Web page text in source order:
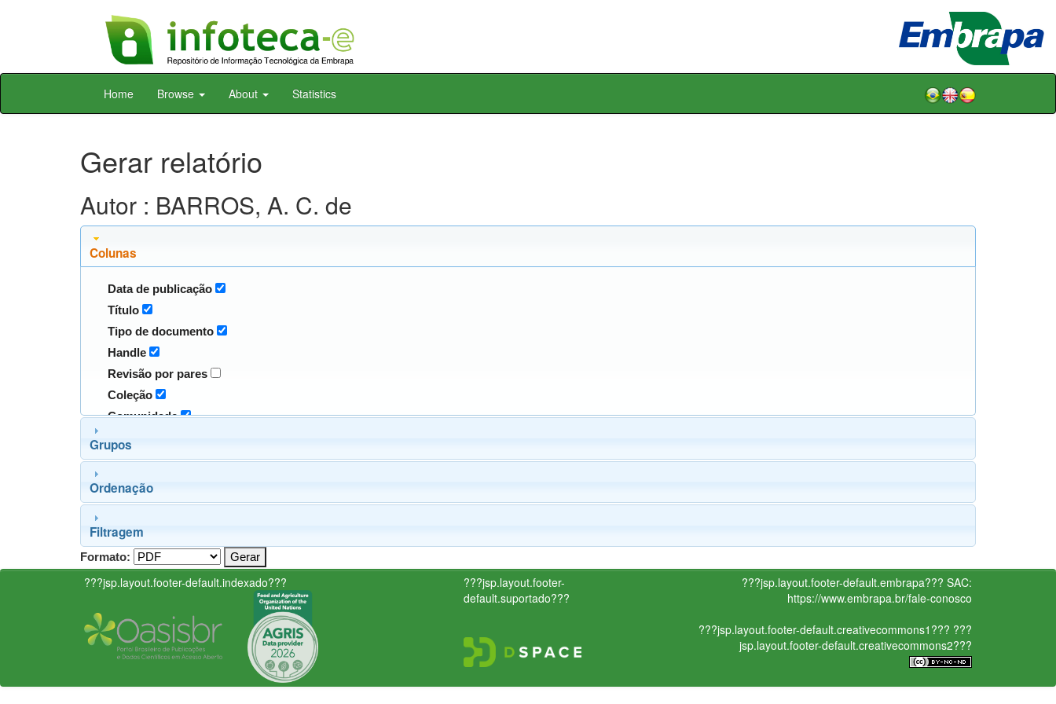
Skip
Home Browse About Statistics
Gerar relatório
Autor : BARROS, A. C. de
Colunas
Data de publicação
Título
Tipo de documento
Handle
Revisão por pares
Coleção
Comunidade
Grupos
Ordenação
Filtragem
Formato:
???jsp.layout.footer-default.indexado???
???jsp.layout.footer-
default.suportado???
???jsp.layout.footer-default.embrapa??? SAC:
https://www.embrapa.br/fale-conosco
???jsp.layout.footer-default.creativecommons1??? ???
jsp.layout.footer-default.creativecommons2???